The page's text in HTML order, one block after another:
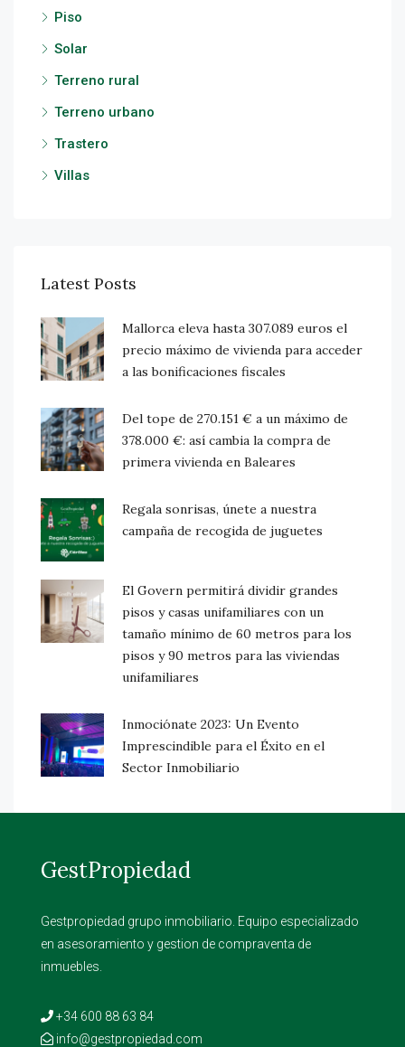
Piso
Solar
Terreno rural
Terreno urbano
Trastero
Villas
Latest Posts
Mallorca eleva hasta 307.089 euros el
precio máximo de vivienda para acceder
a las bonificaciones fiscales
Del tope de 270.151 € a un máximo de
378.000 €: así cambia la compra de
primera vivienda en Baleares
Regala sonrisas, únete a nuestra
campaña de recogida de juguetes
El Govern permitirá dividir grandes
pisos y casas unifamiliares con un
tamaño mínimo de 60 metros para los
pisos y 90 metros para las viviendas
unifamiliares
Inmociónate 2023: Un Evento
Imprescindible para el Éxito en el
Sector Inmobiliario
GestPropiedad
Gestpropiedad grupo inmobiliario. Equipo especializado
en asesoramiento y gestion de compraventa de
inmuebles.
+34 600 88 63 84
info@gestpropiedad.com